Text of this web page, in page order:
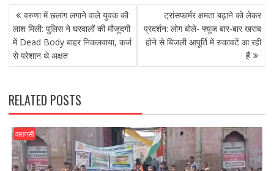
b
o
o
k
d
o
l e
POST
NAVIGATION
वरुणा में छलांग लगाने वाले युवक की
लाश मिली: पुलिस ने घरवालों की मौजूदगी
में Dead Body बाहर निकलवाया, कर्ज
से परेशान थे अक्षत
ट्रांसफार्मर क्षमता बढ़ाने को लेकर
प्रदर्शन: लोग बोले- फ्यूज बार-बार खराब
होने से बिजली आपूर्ति में रुकावटें आ रही
हैं
RELATED POSTS
वाराणसी